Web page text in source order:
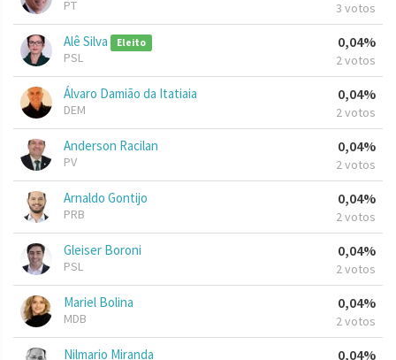
PT 3 votos
Alê Silva Eleito
PSL
0,04%
2 votos
Álvaro Damião da Itatiaia
DEM
0,04%
2 votos
Anderson Racilan
PV
0,04%
2 votos
Arnaldo Gontijo
PRB
0,04%
2 votos
Gleiser Boroni
PSL
0,04%
2 votos
Mariel Bolina
MDB
0,04%
2 votos
Nilmario Miranda 0,04%